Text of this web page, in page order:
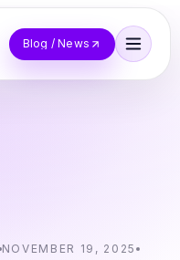
Blog / News
NOVEMBER 19, 2025